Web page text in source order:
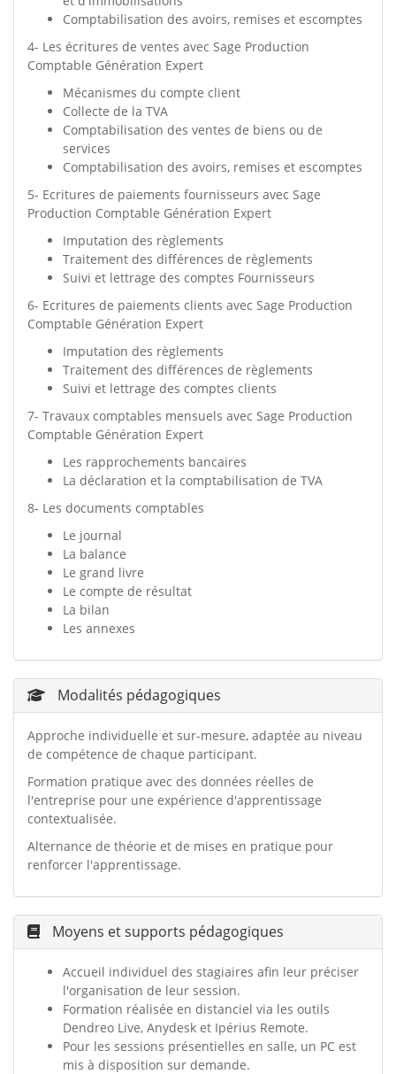
Comptabilisation des avoirs, remises et escomptes
4- Les écritures de ventes avec Sage Production
Comptable Génération Expert
Mécanismes du compte client
Collecte de la TVA
Comptabilisation des ventes de biens ou de
services
Comptabilisation des avoirs, remises et escomptes
5- Ecritures de paiements fournisseurs avec Sage
Production Comptable Génération Expert
Imputation des règlements
Traitement des différences de règlements
Suivi et lettrage des comptes Fournisseurs
6- Ecritures de paiements clients avec Sage Production
Comptable Génération Expert
Imputation des règlements
Traitement des différences de règlements
Suivi et lettrage des comptes clients
7- Travaux comptables mensuels avec Sage Production
Comptable Génération Expert
Les rapprochements bancaires
La déclaration et la comptabilisation de TVA
8- Les documents comptables
Le journal
La balance
Le grand livre
Le compte de résultat
La bilan
Les annexes
Modalités pédagogiques
Approche individuelle et sur-mesure, adaptée au niveau
de compétence de chaque participant.
Formation pratique avec des données réelles de
l'entreprise pour une expérience d'apprentissage
contextualisée.
Alternance de théorie et de mises en pratique pour
renforcer l'apprentissage.
Moyens et supports pédagogiques
Accueil individuel des stagiaires afin leur préciser
l'organisation de leur session.
Formation réalisée en distanciel via les outils
Dendreo Live, Anydesk et Ipérius Remote.
Pour les sessions présentielles en salle, un PC est
mis à disposition sur demande.